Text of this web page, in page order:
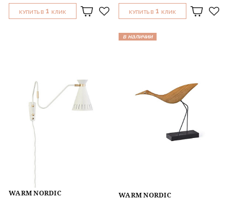
КУПИТЬ В 1 КЛИК КУПИТЬ В 1 КЛИК
WARM NORDIC
в наличии
WARM NORDIC